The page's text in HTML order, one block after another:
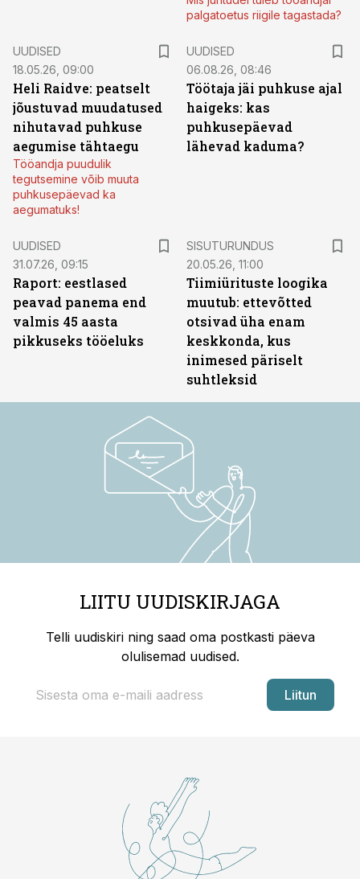
palgatoetus riigile tagastada?
UUDISED
18.05.26, 09:00
Heli Raidve: peatselt
jõustuvad muudatused
nihutavad puhkuse
aegumise tähtaegu
Tööandja puudulik
tegutsemine võib muuta
puhkusepäevad ka
aegumatuks!
UUDISED
06.08.26, 08:46
Töötaja jäi puhkuse ajal
haigeks: kas
puhkusepäevad
lähevad kaduma?
UUDISED
31.07.26, 09:15
Raport: eestlased
peavad panema end
valmis 45 aasta
pikkuseks tööeluks
SISUTURUNDUS
20.05.26, 11:00
Tiimiürituste loogika
muutub: ettevõtted
otsivad üha enam
keskkonda, kus
inimesed päriselt
suhtleksid
LIITU UUDISKIRJAGA
Telli uudiskiri ning saad oma postkasti päeva
olulisemad uudised.
Liitun